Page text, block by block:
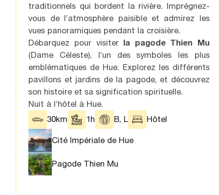
traditionnels qui bordent la rivière. Imprégnez-
vous de l’atmosphère paisible et admirez les
vues panoramiques pendant la croisière.
Débarquez pour visiter la pagode Thien Mu
(Dame Céleste), l’un des symboles les plus
emblématiques de Hue. Explorez les différents
pavillons et jardins de la pagode, et découvrez
son histoire et sa signification spirituelle.
Nuit à l’hôtel à Hue.
30km
1h B, L Hôtel
Cité Impériale de Hue
Pagode Thien Mu